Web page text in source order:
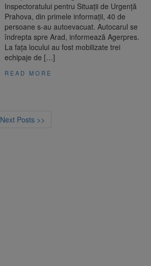
Inspectoratului pentru Situaţii de Urgenţă
Prahova, din primele informaţii, 40 de
persoane s-au autoevacuat. Autocarul se
îndrepta spre Arad, informează Agerpres.
La faţa locului au fost mobilizate trei
echipaje de […]
READ MORE
Next Posts >>